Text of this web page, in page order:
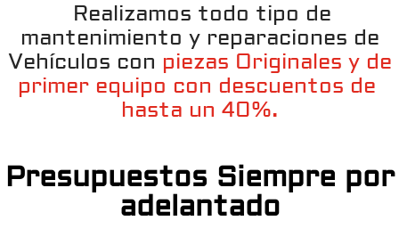
Realizamos todo tipo de
mantenimiento y reparaciones de
Vehículos con piezas Originales y de
primer equipo con descuentos de
hasta un 40%.
Presupuestos Siempre por
adelantado